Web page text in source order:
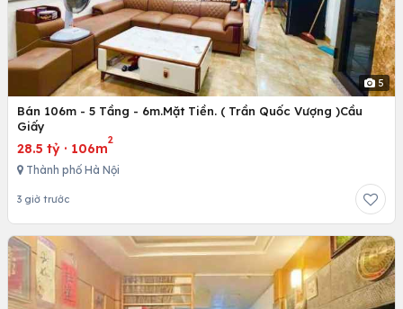
5
Bán 106m - 5 Tầng - 6m.Mặt Tiền. ( Trần Quốc Vượng )Cầu
Giấy
28.5 tỷ · 106m
2
Thành phố Hà Nội
3 giờ trước